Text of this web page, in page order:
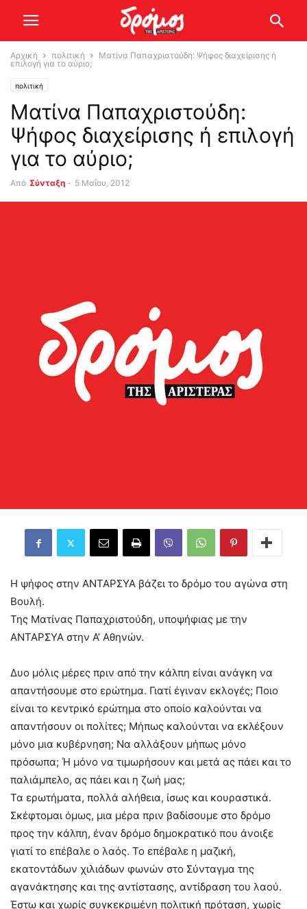
Αρχική πολιτική
Ματίνα Παπαχριστούδη: Ψήφος διαχείρισης ή
επιλογή για το αύριο;
πολιτική
Ματίνα Παπαχριστούδη:
Ψήφος διαχείρισης ή επιλογή
για το αύριο;
Από Σύνταξη - 5 Μαΐου, 2012
Η ψήφος στην ΑΝΤΑΡΣΥΑ βάζει το δρόμο του αγώνα στη
Βουλή.
Της Ματίνας Παπαχριστούδη, υποψήφιας με την
ΑΝΤΑΡΣΥΑ στην Α’ Αθηνών.
Δυο μόλις μέρες πριν από την κάλπη είναι ανάγκη να
απαντήσουμε στο ερώτημα. Γιατί έγιναν εκλογές; Ποιο
είναι το κεντρικό ερώτημα στο οποίο καλούνται να
απαντήσουν οι πολίτες; Μήπως καλούνται να εκλέξουν
μόνο μια κυβέρνηση; Να αλλάξουν μήπως μόνο
πρόσωπα; Ή μόνο να τιμωρήσουν και μετά ας πάει και το
παλιάμπελο, ας πάει και η ζωή μας;
Τα ερωτήματα, πολλά αλήθεια, ίσως και κουραστικά.
Σκέφτομαι όμως, μια μέρα πριν βαδίσουμε στο δρόμο
προς την κάλπη, έναν δρόμο δημοκρατικό που άνοιξε
γιατί το επέβαλε ο λαός. Το επέβαλε η μαζική,
εκατοντάδων χιλιάδων φωνών στο Σύνταγμα της
αγανάκτησης και της αντίστασης, αντίδραση του λαού.
Έστω και χωρίς συγκεκριμένη πολιτική πρόταση, χωρίς